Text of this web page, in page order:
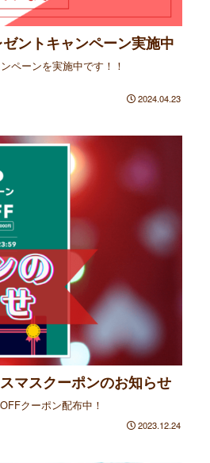
ントキャンペーン実施中
ペーンを実施中です！！
2024.04.23
マスクーポンのお知らせ
クーポン配布中！
2023.12.24